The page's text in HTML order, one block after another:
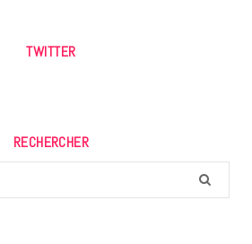
TWITTER
RECHERCHER